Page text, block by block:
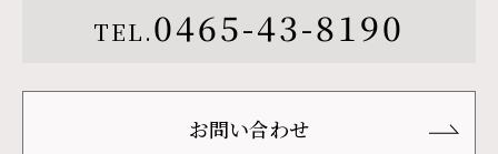
TEL.0465-43-8190
お問い合わせ